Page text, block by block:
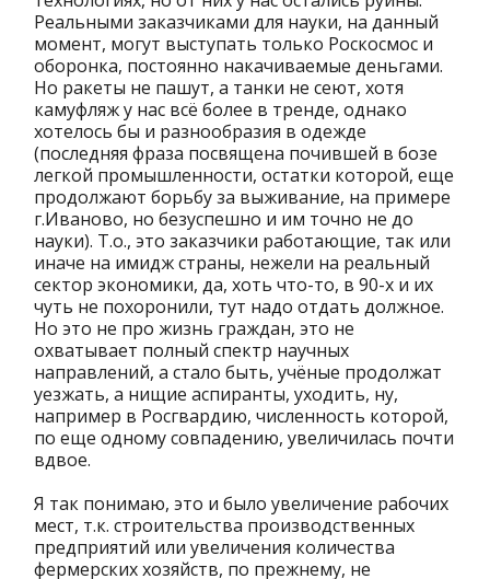
Реальными заказчиками для науки, на данный
момент, могут выступать только Роскосмос и
оборонка, постоянно накачиваемые деньгами.
Но ракеты не пашут, а танки не сеют, хотя
камуфляж у нас всё более в тренде, однако
хотелось бы и разнообразия в одежде
(последняя фраза посвящена почившей в бозе
легкой промышленности, остатки которой, еще
продолжают борьбу за выживание, на примере
г.Иваново, но безуспешно и им точно не до
науки). Т.о., это заказчики работающие, так или
иначе на имидж страны, нежели на реальный
сектор экономики, да, хоть что-то, в 90-х и их
чуть не похоронили, тут надо отдать должное.
Но это не про жизнь граждан, это не
охватывает полный спектр научных
направлений, а стало быть, учёные продолжат
уезжать, а нищие аспиранты, уходить, ну,
например в Росгвардию, численность которой,
по еще одному совпадению, увеличилась почти
вдвое.
Я так понимаю, это и было увеличение рабочих
мест, т.к. строительства производственных
предприятий или увеличения количества
фермерских хозяйств, по прежнему, не